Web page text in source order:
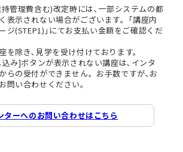
管理費含む)改定時には､一部システムの都
表示されない場合がございます。｢講座内
ジ(STEP1)｣にてお支払い金額をご確認くだ
を除き､見学を受け付けております。
み]ボタンが表示されない講座は､インタ
らの受付ができません。お手数ですが､お
問い合わせください。
ターへのお問い合わせはこちら